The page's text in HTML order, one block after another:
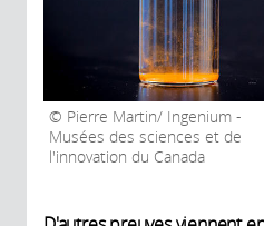
Pierre Martin/ Ingenium -
Musées des sciences et de
l'innovation du Canada